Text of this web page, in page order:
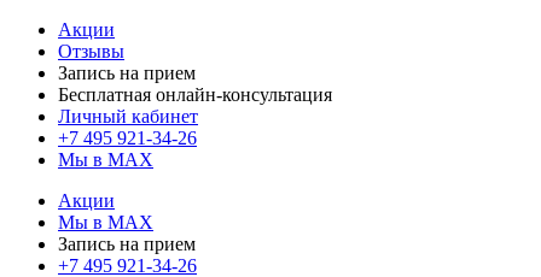
Акции
Отзывы
Запись на прием
Бесплатная онлайн-консультация
Личный кабинет
+7 495 921-34-26
Мы в MAX
Акции
Мы в MAX
Запись на прием
+7 495 921-34-26